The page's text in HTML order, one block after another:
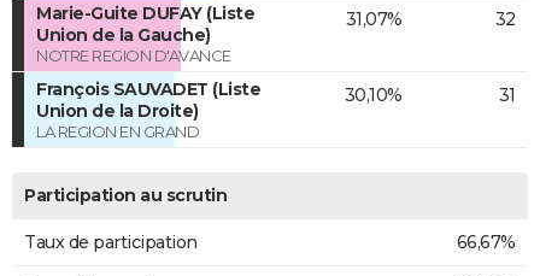
Marie-Guite DUFAY (Liste
Union de la Gauche)
NOTRE REGION D'AVANCE
31,07% 32
François SAUVADET (Liste
Union de la Droite)
LA REGION EN GRAND
30,10% 31
Participation au scrutin
Taux de participation 66,67%